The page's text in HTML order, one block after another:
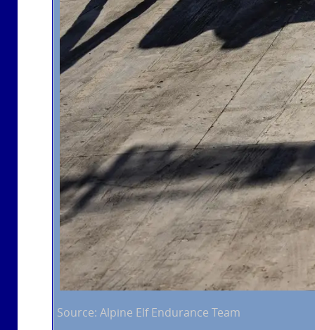
Source: Alpine Elf Endurance Team